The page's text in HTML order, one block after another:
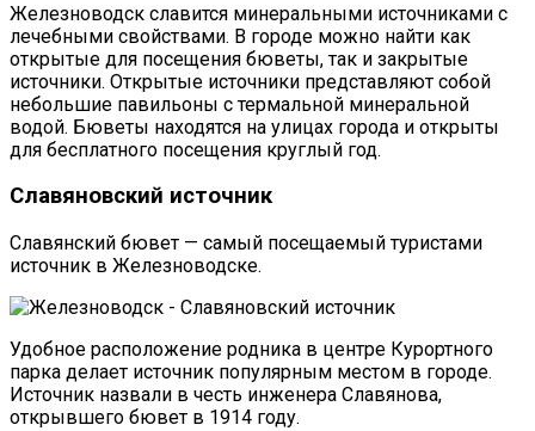
Железноводск славится минеральными источниками с
лечебными свойствами. В городе можно найти как
открытые для посещения бюветы, так и закрытые
источники. Открытые источники представляют собой
небольшие павильоны с термальной минеральной
водой. Бюветы находятся на улицах города и открыты
для бесплатного посещения круглый год.
Славяновский источник
Славянский бювет — самый посещаемый туристами
источник в Железноводске.
Удобное расположение родника в центре Курортного
парка делает источник популярным местом в городе.
Источник назвали в честь инженера Славянова,
открывшего бювет в 1914 году.